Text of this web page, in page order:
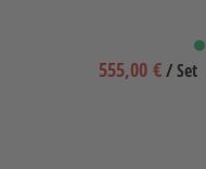
555,00 €/ Set